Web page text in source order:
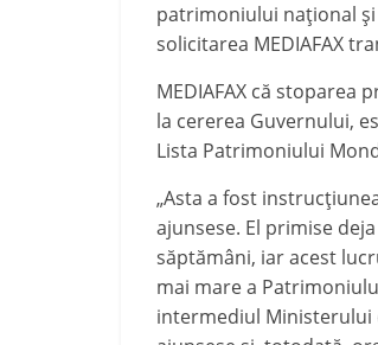
patrimoniului național
solicitarea MEDIAFAX
MEDIAFAX că stoparea
la cererea Guvernului,
Lista Patrimoniului
„Asta a fost
ajunsese. El primise
săptămâni, iar acest
mai mare a
intermediul Ministerului